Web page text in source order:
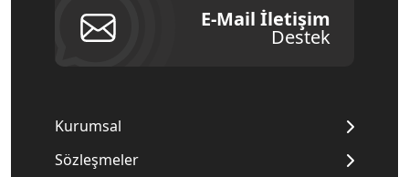
E-Mail İletişim
Destek
Kurumsal
Sözleşmeler